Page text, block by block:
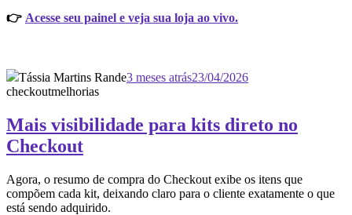
👉 Acesse seu painel e veja sua loja ao vivo.
Tássia Martins Rande3 meses atrás23/04/2026
checkoutmelhorias
Mais visibilidade para kits direto no
Checkout
Agora, o resumo de compra do Checkout exibe os itens que
compõem cada kit, deixando claro para o cliente exatamente o que
está sendo adquirido.